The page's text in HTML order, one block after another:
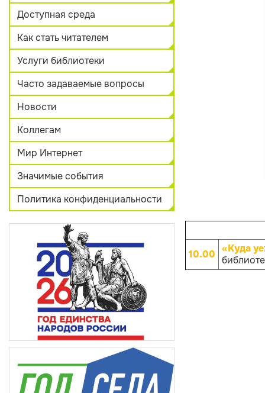
Доступная среда
Как стать читателем
Услуги библиотеки
Часто задаваемые вопросы
Новости
Коллегам
Мир Интернет
Значимые события
Политика конфиденциальности
10.00 «Куда